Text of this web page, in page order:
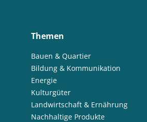
Themen
Bauen & Quartier
Bildung & Kommunikation
Energie
Kulturgüter
Landwirtschaft & Ernährung
Nachhaltige Produkte